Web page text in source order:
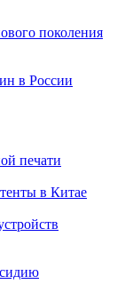
поколения
в России
печати
в Китае